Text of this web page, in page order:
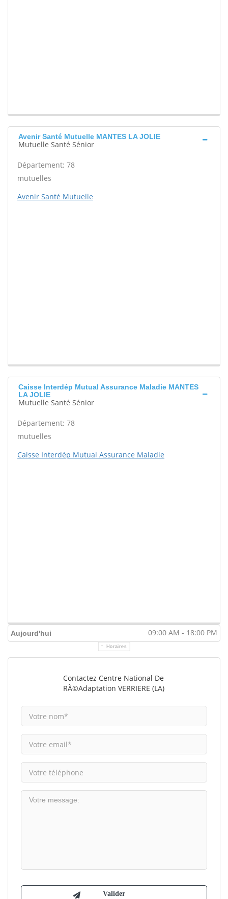
Avenir Santé Mutuelle MANTES LA JOLIE
Mutuelle Santé Sénior
Département: 78
mutuelles
Avenir Santé Mutuelle
Caisse Interdép Mutual Assurance Maladie MANTES
LA JOLIE
Mutuelle Santé Sénior
Département: 78
mutuelles
Caisse Interdép Mutual Assurance Maladie
Aujourd'hui 09:00 AM - 18:00 PM
Horaires
Contactez Centre National De
RÃ©adaptation VERRIERE (LA)